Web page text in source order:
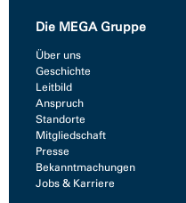
Die MEGA Gruppe
Über uns
Geschichte
Leitbild
Anspruch
Standorte
Mitgliedschaft
Presse
Bekanntmachungen
Jobs & Karriere